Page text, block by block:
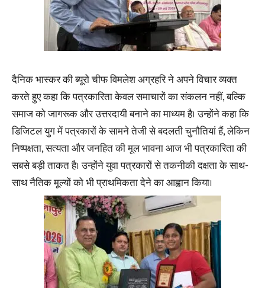
दैनिक भास्कर की ब्यूरो चीफ विमलेश अग्रहरि ने अपने विचार व्यक्त
करते हुए कहा कि पत्रकारिता केवल समाचारों का संकलन नहीं, बल्कि
समाज को जागरूक और उत्तरदायी बनाने का माध्यम है। उन्होंने कहा कि
डिजिटल युग में पत्रकारों के सामने तेजी से बदलती चुनौतियां हैं, लेकिन
निष्पक्षता, सत्यता और जनहित की मूल भावना आज भी पत्रकारिता की
सबसे बड़ी ताकत है। उन्होंने युवा पत्रकारों से तकनीकी दक्षता के साथ-
साथ नैतिक मूल्यों को भी प्राथमिकता देने का आह्वान किया।